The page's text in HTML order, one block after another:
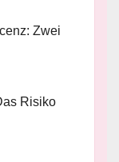
Zwei
Risiko